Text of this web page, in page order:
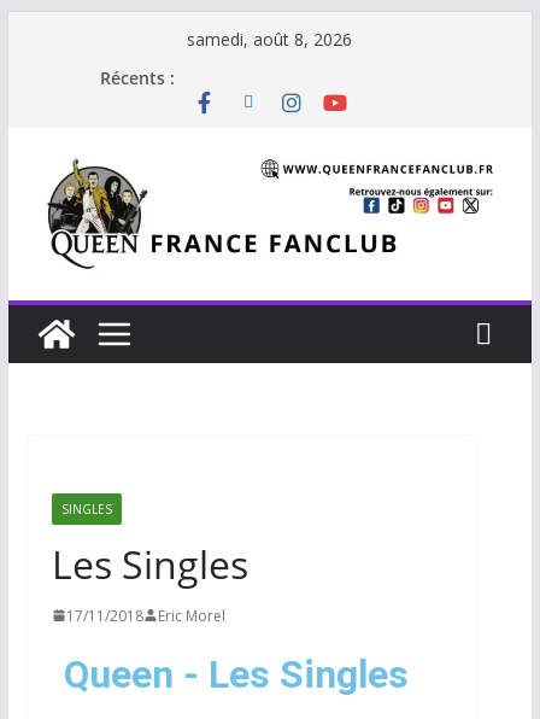
samedi, août 8, 2026
Récents :
SINGLES
Les Singles
17/11/2018 Eric Morel
Queen - Les Singles